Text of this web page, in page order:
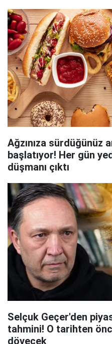
Ağzınıza sürdüğünüz
başlatıyor! Her gün
düşmanı çıktı
Selçuk Geçer'den
tahmini! O tarihten
dövecek